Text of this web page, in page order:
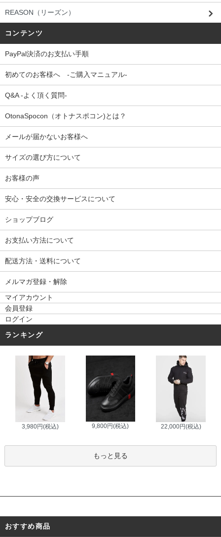
REASON（リーズン）
コンテンツ
PayPal決済のお支払い手順
初めてのお客様へ -ご購入マニュアル-
Q&A -よく頂く質問-
OtonaSpocon（オトナスポコン)とは？
メールが届かないお客様へ
サイズの選び方について
お客様の声
安心・安全の交換サービスについて
ショップブログ
お支払い方法について
配送方法・送料について
メルマガ登録・解除
マイアカウント
会員登録
ログイン
ランキング
3,980円(税込) 9,800円(税込) 22,000円(税込)
もっと見る
おすすめ商品